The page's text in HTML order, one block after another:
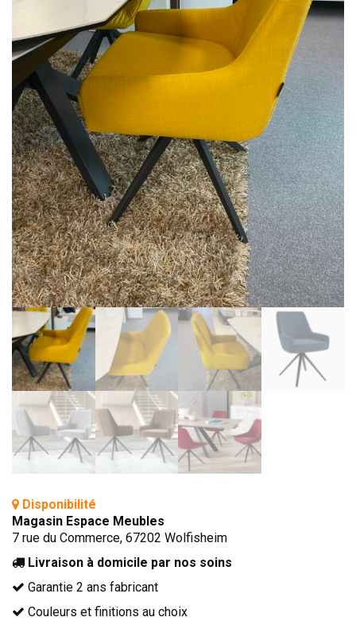
BIBLIOTHÈQUE
TABLE BASSE
FAUTEUILS
CANAPÉS
SALLES À MANGER
CHAISES
TABLES
BAHUT
LITERIE
CONVERTIBLE
MATELAS
LITS RELEVABLES
CADRES DE LIT
TÊTES DE LITS
LITS FIXES
MEUBLES DE COMPLÉMENT
TAPIS
MIROIRS
PETITS MEUBLES
AMÉNAGEMENTS SUR MESURE
AGENCEMENTS INTÉRIEURS
CONTEMPORAIN
Disponibilité
Magasin Espace Meubles
7 rue du Commerce, 67202 Wolfisheim
Livraison à domicile par nos soins
Garantie 2 ans fabricant
Couleurs et finitions au choix